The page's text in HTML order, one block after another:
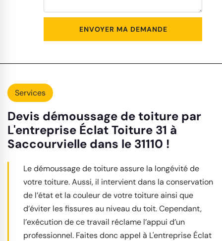
Services
Devis démoussage de toiture par
L'entreprise Éclat Toiture 31 à
Saccourvielle dans le 31110 !
Le démoussage de toiture assure la longévité de
votre toiture. Aussi, il intervient dans la conservation
de l’état et la couleur de votre toiture ainsi que
d’éviter les fissures au niveau du toit. Cependant,
l’exécution de ce travail réclame l’appui d’un
professionnel. Faites donc appel à L'entreprise Éclat